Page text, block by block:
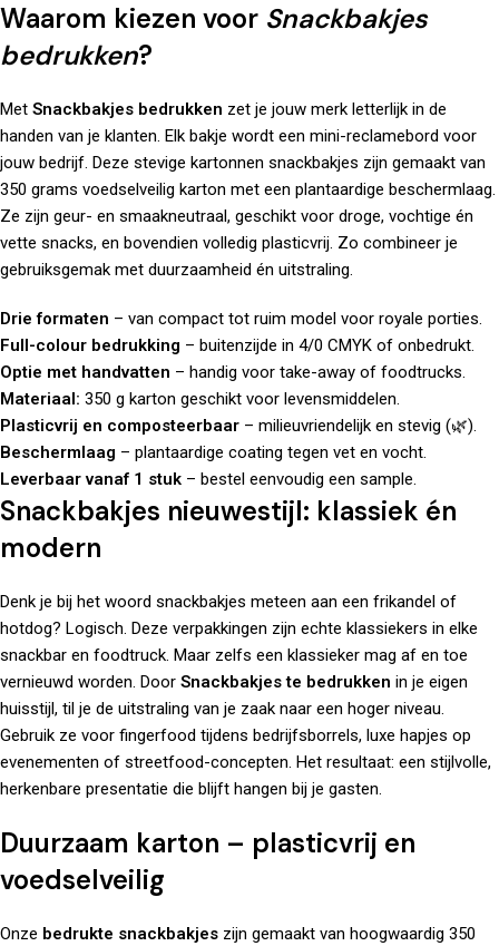
Waarom kiezen voor Snackbakjes
bedrukken?
Met Snackbakjes bedrukken zet je jouw merk letterlijk in de
handen van je klanten. Elk bakje wordt een mini-reclamebord voor
jouw bedrijf. Deze stevige kartonnen snackbakjes zijn gemaakt van
350 grams voedselveilig karton met een plantaardige beschermlaag.
Ze zijn geur- en smaakneutraal, geschikt voor droge, vochtige én
vette snacks, en bovendien volledig plasticvrij. Zo combineer je
gebruiksgemak met duurzaamheid én uitstraling.
Drie formaten – van compact tot ruim model voor royale porties.
Full-colour bedrukking – buitenzijde in 4/0 CMYK of onbedrukt.
Optie met handvatten – handig voor take-away of foodtrucks.
Materiaal: 350 g karton geschikt voor levensmiddelen.
Plasticvrij en composteerbaar – milieuvriendelijk en stevig (🌿).
Beschermlaag – plantaardige coating tegen vet en vocht.
Leverbaar vanaf 1 stuk – bestel eenvoudig een sample.
Snackbakjes nieuwestijl: klassiek én
modern
Denk je bij het woord snackbakjes meteen aan een frikandel of
hotdog? Logisch. Deze verpakkingen zijn echte klassiekers in elke
snackbar en foodtruck. Maar zelfs een klassieker mag af en toe
vernieuwd worden. Door Snackbakjes te bedrukken in je eigen
huisstijl, til je de uitstraling van je zaak naar een hoger niveau.
Gebruik ze voor fingerfood tijdens bedrijfsborrels, luxe hapjes op
evenementen of streetfood-concepten. Het resultaat: een stijlvolle,
herkenbare presentatie die blijft hangen bij je gasten.
Duurzaam karton – plasticvrij en
voedselveilig
Onze bedrukte snackbakjes zijn gemaakt van hoogwaardig 350